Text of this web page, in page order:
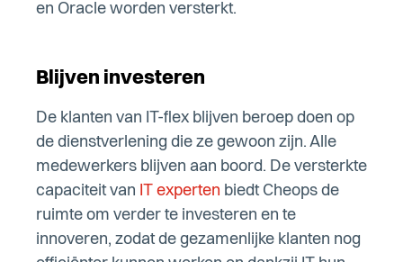
en Oracle worden versterkt.
Blijven investeren
De klanten van IT-flex blijven beroep doen op
de dienstverlening die ze gewoon zijn. Alle
medewerkers blijven aan boord. De versterkte
capaciteit van
IT experten biedt Cheops de
ruimte om verder te investeren en te
innoveren, zodat de gezamenlijke klanten nog